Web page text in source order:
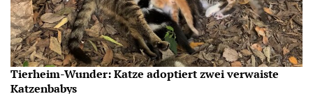
Tierheim-Wunder: Katze adoptiert zwei verwaiste
Katzenbabys